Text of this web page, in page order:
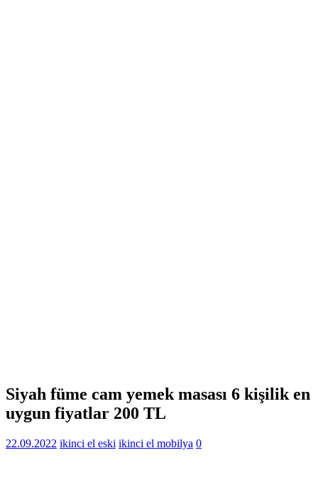
Siyah füme cam yemek masası 6 kişilik en
uygun fiyatlar 200 TL
22.09.2022 ikinci el eski ikinci el mobilya 0